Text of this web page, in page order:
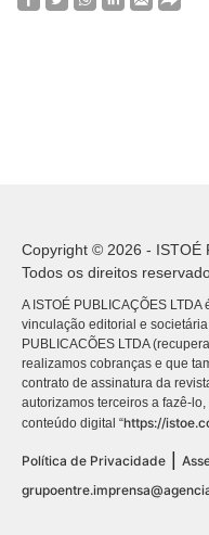
Copyright © 2026 - ISTOÉ
Todos os direitos
A ISTOÉ PUBLICAÇÕES
vinculação editorial e
PUBLICACÕES LTDA
realizamos cobranças e que
contrato de assinatura da
autorizamos terceiros a fazê-
conteúdo digital “https://
Política de Privacidade |